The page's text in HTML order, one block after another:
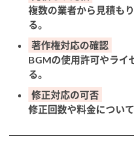
複数の業者から見積も
る。
著作権対応の確認
BGMの使用許可やライ
る。
修正対応の可否
修正回数や料金につい